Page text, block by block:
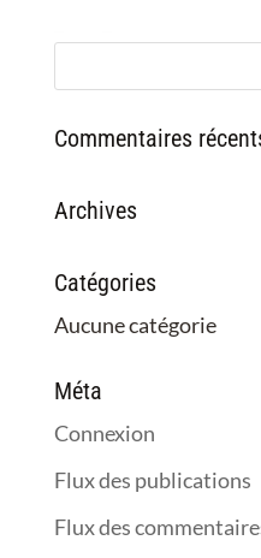
Commentaires
Archives
Catégories
Aucune catégorie
Méta
Connexion
Flux des publications
Flux des